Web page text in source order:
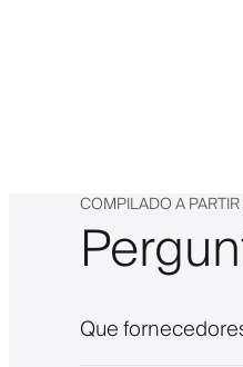
COMPILADO A
Que